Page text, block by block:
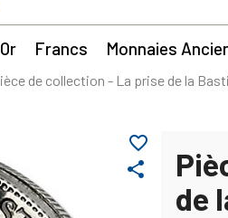
Francs Monnaies
de collection - La prise de la
share
favorite_border
de